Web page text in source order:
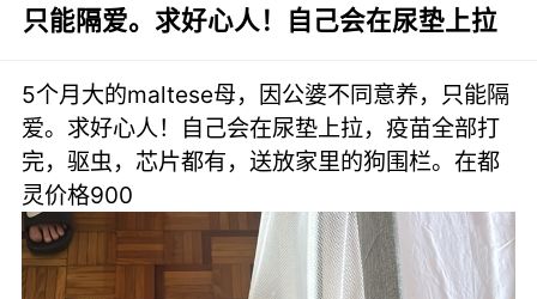
只能隔爱。求好心人！自己会在尿垫上拉
5个月大的maltese母，因公婆不同意养，只能隔
爱。求好心人！自己会在尿垫上拉，疫苗全部打
完，驱虫，芯片都有，送放家里的狗围栏。在都
灵价格900